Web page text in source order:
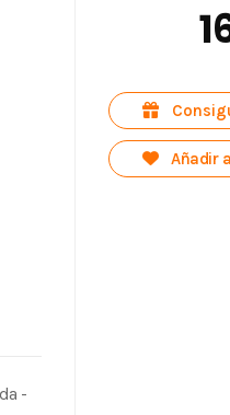
-
Añadir